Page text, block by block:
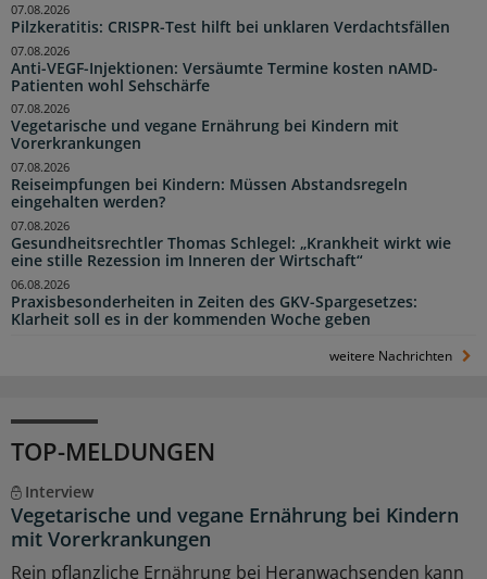
Pilzkeratitis: CRISPR-Test hilft bei unklaren Verdachtsfällen
07.08.2026
Anti-VEGF-Injektionen: Versäumte Termine kosten nAMD-
Patienten wohl Sehschärfe
07.08.2026
Vegetarische und vegane Ernährung bei Kindern mit
Vorerkrankungen
07.08.2026
Reiseimpfungen bei Kindern: Müssen Abstandsregeln
eingehalten werden?
07.08.2026
Gesundheitsrechtler Thomas Schlegel: „Krankheit wirkt wie
eine stille Rezession im Inneren der Wirtschaft“
07.08.2026
Praxisbesonderheiten in Zeiten des GKV-Spargesetzes:
Klarheit soll es in der kommenden Woche geben
06.08.2026
weitere Nachrichten
TOP-MELDUNGEN
Interview
Vegetarische und vegane Ernährung bei Kindern
mit Vorerkrankungen
Rein pflanzliche Ernährung bei Heranwachsenden kann